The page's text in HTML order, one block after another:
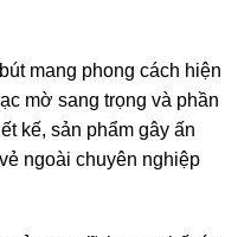
mang phong cách hiện
mờ sang trọng và phần
kế, sản phẩm gây ấn
ngoài chuyên nghiệp